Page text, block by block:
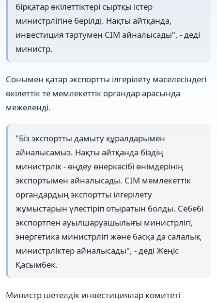
бірқатар өкілеттіктері сыртқы істер
министрлігіне берілді. Нақты айтқанда,
инвестиция тартумен СІМ айналысады", - деді
министр.
Сонымен қатар экспортты ілгерілету мәселесіндегі
өкілеттік те мемлекеттік органдар арасында
межеленді.
"Біз экспортты дамыту құралдарымен
айналысамыз. Нақты айтқанда біздің
министрлік - өңдеу өнеркәсібі өнімдерінің
экспортымен айналысады. СІМ мемлекеттік
органдардың экспортты ілгерілету
жұмыстарын үлестіріп отыратын болды. Себебі
экспортпен ауылшаруашылығы министрлігі,
энергетика министрлігі және басқа да салалық
министрліктер айналысады", - деді Жеңіс
Қасымбек.
Министр шетелдік инвестициялар комитеті